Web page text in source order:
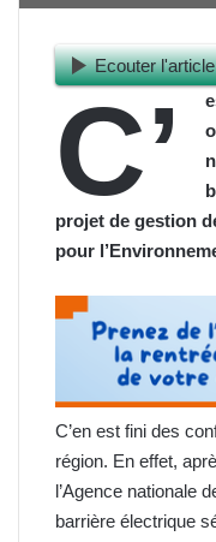
Ecouter l'article
C’
projet de gestion
pour
C’en est fini des
région. En effet,
l’Agence nationale
barrière électrique